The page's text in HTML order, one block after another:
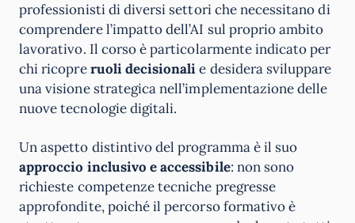
professionisti di diversi settori che necessitano di
comprendere l’impatto dell’AI sul proprio ambito
lavorativo. Il corso è particolarmente indicato per
chi ricopreruoli decisionalie desidera sviluppare
una visione strategica nell’implementazione delle
nuove tecnologie digitali.
Un aspetto distintivo del programma è il suo
approccio inclusivo e accessibile: non sono
richieste competenze tecniche pregresse
approfondite, poiché il percorso formativo è